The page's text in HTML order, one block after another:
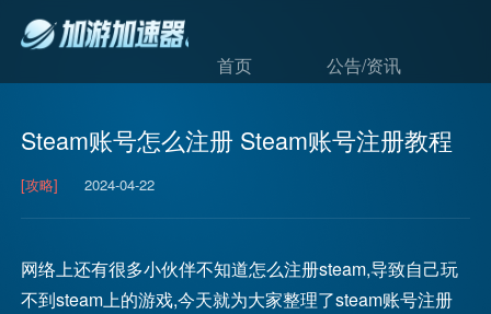
首页 公告/资讯
Steam账号怎么注册 Steam账号注册教程
[攻略] 2024-04-22
网络上还有很多小伙伴不知道怎么注册steam,导致自己玩
不到steam上的游戏,今天就为大家整理了steam账号注册